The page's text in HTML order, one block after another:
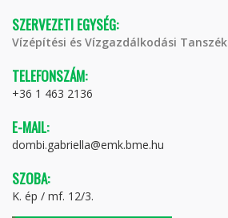
SZERVEZETI EGYSÉG:
Vízépítési és Vízgazdálkodási Tanszék
TELEFONSZÁM:
+36 1 463 2136
E-MAIL:
dombi.gabriella@emk.bme.hu
SZOBA:
K. ép / mf. 12/3.